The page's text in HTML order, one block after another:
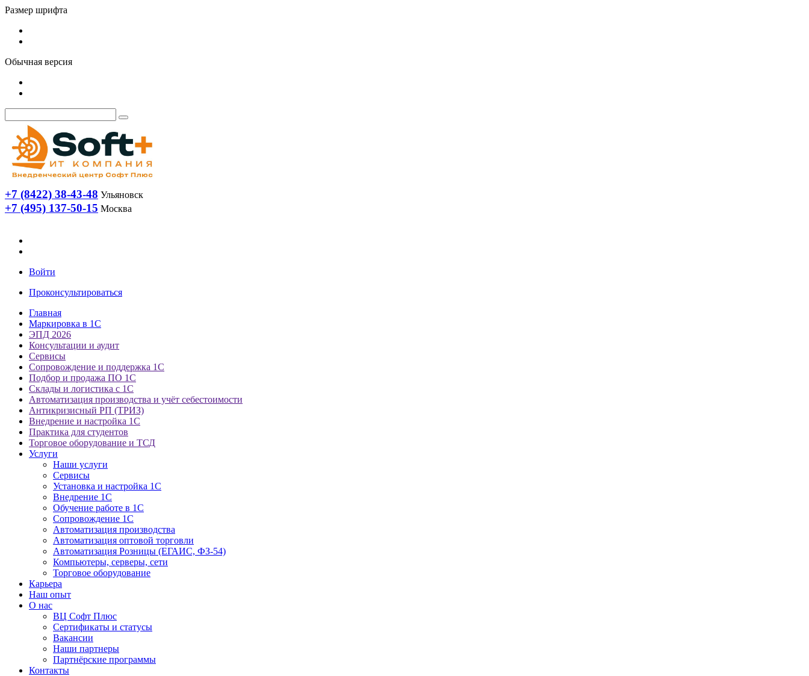
Размер шрифта
Обычная версия
+7 (8422) 38-43-48 Ульяновск
+7 (495) 137-50-15 Москва
Войти
Проконсультироваться
Главная
Маркировка в 1С
ЭПД 2026
Консультации и аудит
Сервисы
Сопровождение и поддержка 1С
Подбор и продажа ПО 1С
Склады и логистика с 1С
Автоматизация производства и учёт себестоимости
Антикризисный РП (ТРИЗ)
Внедрение и настройка 1С
Практика для студентов
Торговое оборудование и ТСД
Услуги
Наши услуги
Сервисы
Установка и настройка 1С
Внедрение 1С
Обучение работе в 1С
Сопровождение 1С
Автоматизация производства
Автоматизация оптовой торговли
Автоматизация Розницы (ЕГАИС, ФЗ-54)
Компьютеры, серверы, сети
Торговое оборудование
Карьера
Наш опыт
О нас
ВЦ Софт Плюс
Сертификаты и статусы
Вакансии
Наши партнеры
Партнёрские программы
Контакты